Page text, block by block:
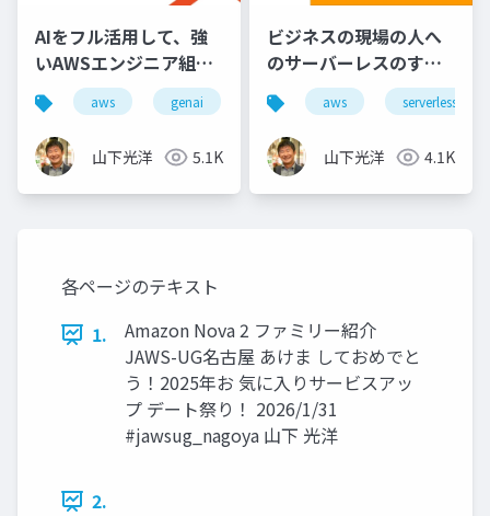
AIをフル活用して、強
いAWSエンジニア組織
になるための教育プラ
ン
aws genai
山下光洋 5.1K
ビジネスの現場の人へ
のサーバーレスのすす
め
aws serverless
山下光洋 4.1K
各ページのテキスト
1.
Amazon Nova 2 ファミリー紹介
JAWS-UG名古屋 あけま しておめでと
う！2025年お 気に入りサービスアッ
プ デート祭り！ 2026/1/31
#jawsug_nagoya 山下 光洋
2.